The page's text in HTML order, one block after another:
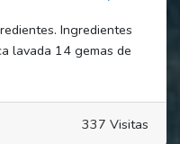
Ingredientes
lavada 14 gemas de
337 Visitas